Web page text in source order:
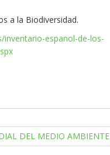
a la Biodiversidad.
espanol-de-los-
DEL MEDIO AMBIENTE